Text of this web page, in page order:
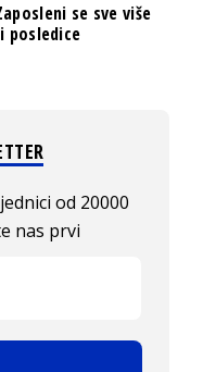
se sve više
posledice
od 20000
nas prvi